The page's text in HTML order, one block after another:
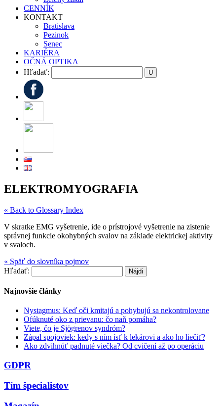
CENNÍK
KONTAKT
Bratislava
Pezinok
Senec
KARIÉRA
OČNÁ OPTIKA
Hľadať:
ELEKTROMYOGRAFIA
« Back to Glossary Index
V skratke EMG vyšetrenie, ide o prístrojové vyšetrenie na zistenie
správnej funkcie okohybných svalov na základe elektrickej aktivity
v svaloch.
« Späť do slovníka pojmov
Hľadať:
Najnovšie články
Nystagmus: Keď oči kmitajú a pohybujú sa nekontrolovane
Ofúknuté oko z prievanu: čo naň pomáha?
Viete, čo je Sjögrenov syndróm?
Zápal spojoviek: kedy s ním ísť k lekárovi a ako ho liečiť?
Ako zdvihnúť padnuté viečka? Od cvičení až po operáciu
GDPR
Tím špecialistov